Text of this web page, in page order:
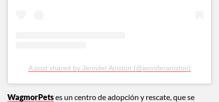
A post shared by Jennifer Aniston (@jenniferaniston)
WagmorPetses un centro de adopción y rescate, que se